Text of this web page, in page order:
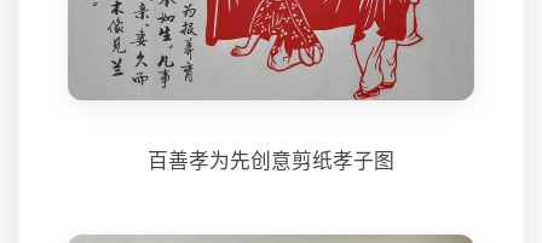
百善孝为先创意剪纸孝子图